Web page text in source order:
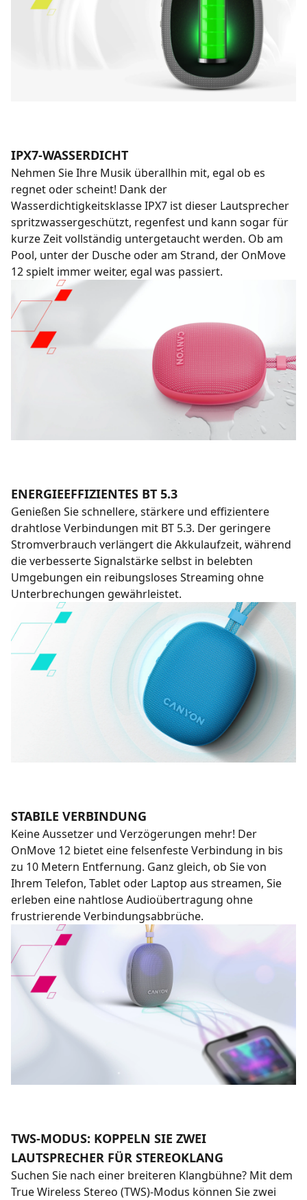
IPX7-WASSERDICHT
Nehmen Sie Ihre Musik überallhin mit, egal ob es
regnet oder scheint! Dank der
Wasserdichtigkeitsklasse IPX7 ist dieser Lautsprecher
spritzwassergeschützt, regenfest und kann sogar für
kurze Zeit vollständig untergetaucht werden. Ob am
Pool, unter der Dusche oder am Strand, der OnMove
12 spielt immer weiter, egal was passiert.
ENERGIEEFFIZIENTES BT 5.3
Genießen Sie schnellere, stärkere und effizientere
drahtlose Verbindungen mit BT 5.3. Der geringere
Stromverbrauch verlängert die Akkulaufzeit, während
die verbesserte Signalstärke selbst in belebten
Umgebungen ein reibungsloses Streaming ohne
Unterbrechungen gewährleistet.
STABILE VERBINDUNG
Keine Aussetzer und Verzögerungen mehr! Der
OnMove 12 bietet eine felsenfeste Verbindung in bis
zu 10 Metern Entfernung. Ganz gleich, ob Sie von
Ihrem Telefon, Tablet oder Laptop aus streamen, Sie
erleben eine nahtlose Audioübertragung ohne
frustrierende Verbindungsabbrüche.
TWS-MODUS: KOPPELN SIE ZWEI
LAUTSPRECHER FÜR STEREOKLANG
Suchen Sie nach einer breiteren Klangbühne? Mit dem
True Wireless Stereo (TWS)-Modus können Sie zwei